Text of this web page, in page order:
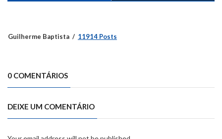
Guilherme Baptista 11914 Posts
0 COMENTÁRIOS
DEIXE UM COMENTÁRIO